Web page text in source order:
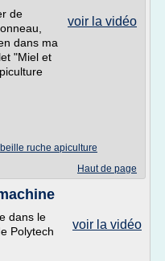
voir la vidéo
de
dans ma
"Miel et
ruche apiculture
Haut de page
voir la vidéo
dans le
Polytech